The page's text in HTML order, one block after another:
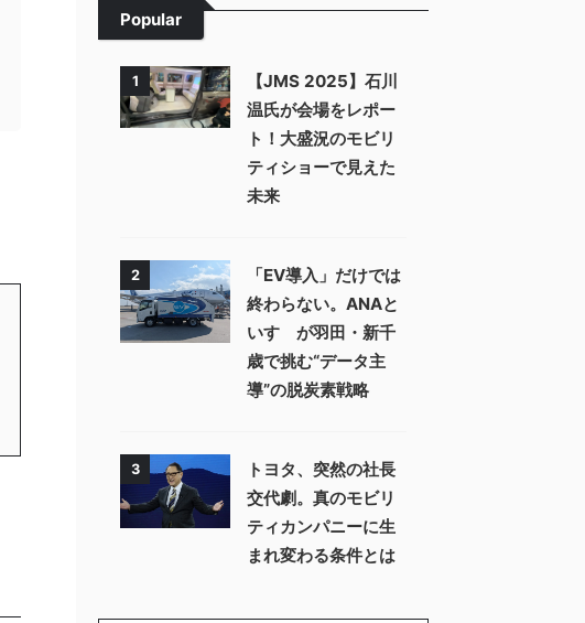
Popular
1
【JMS 2025】石川
温氏が会場をレポー
ト！大盛況のモビリ
ティショーで見えた
未来
2
「EV導入」だけでは
終わらない。ANAと
いすゞが羽田・新千
歳で挑む“データ主
導”の脱炭素戦略
3
トヨタ、突然の社長
交代劇。真のモビリ
ティカンパニーに生
まれ変わる条件とは